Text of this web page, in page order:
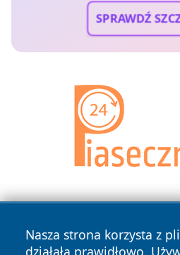
SPRAWDŹ
Nasza strona korzysta z
działała prawidłowo.